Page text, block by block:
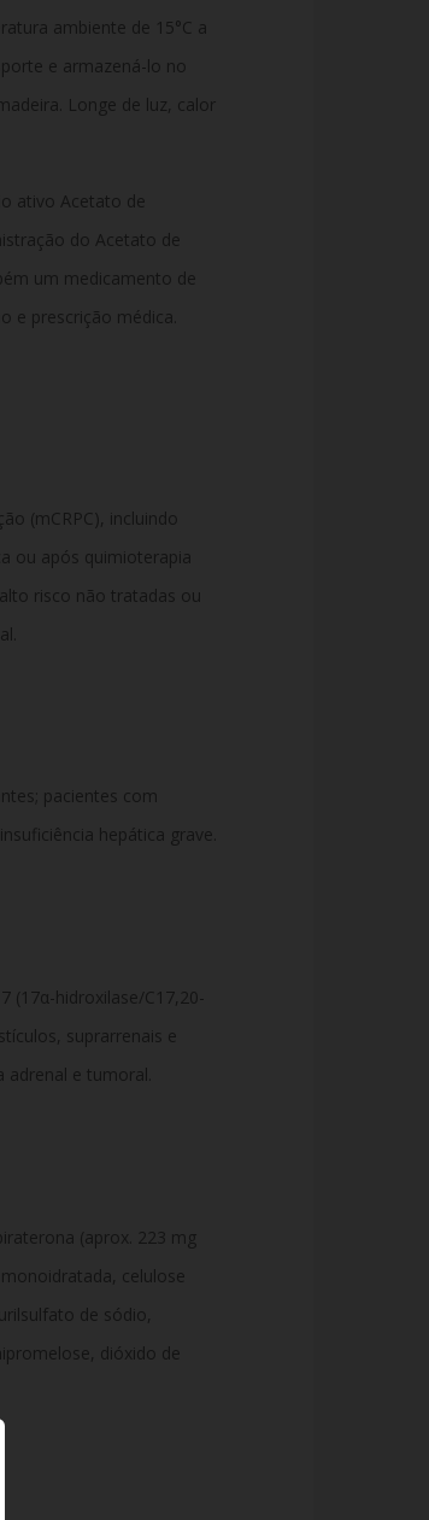
ambiente de 15°C a
e armazená-lo no
Longe de luz, calor
ativo Acetato de
do Acetato de
um medicamento de
e prescrição médica.
(mCRPC), incluindo
ou após quimioterapia
risco não tratadas ou
pacientes com
hepática grave.
(17α-hidroxilase/C17,20-
suprarrenais e
e tumoral.
(aprox. 223 mg
celulose
de sódio,
dióxido de